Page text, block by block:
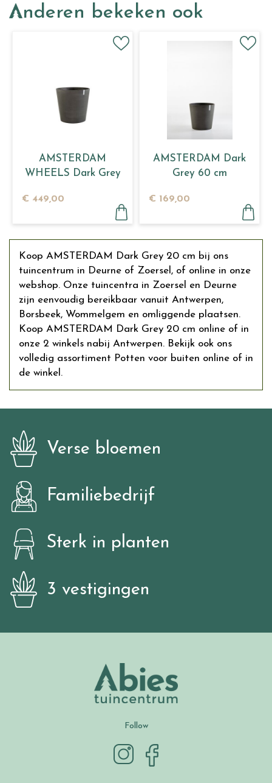
Anderen bekeken ook
AMSTERDAM
WHEELS Dark Grey
€ 449,00
AMSTERDAM Dark
Grey 60 cm
€ 169,00
Koop AMSTERDAM Dark Grey 20 cm bij ons
tuincentrum in Deurne of Zoersel, of online in onze
webshop. Onze tuincentra in Zoersel en Deurne
zijn eenvoudig bereikbaar vanuit Antwerpen,
Borsbeek, Wommelgem en omliggende plaatsen.
Koop AMSTERDAM Dark Grey 20 cm online of in
onze 2 winkels nabij Antwerpen. Bekijk ook ons
volledig assortiment Potten voor buiten online of in
de winkel.
Verse bloemen
Familiebedrijf
Sterk in planten
3 vestigingen
Follow